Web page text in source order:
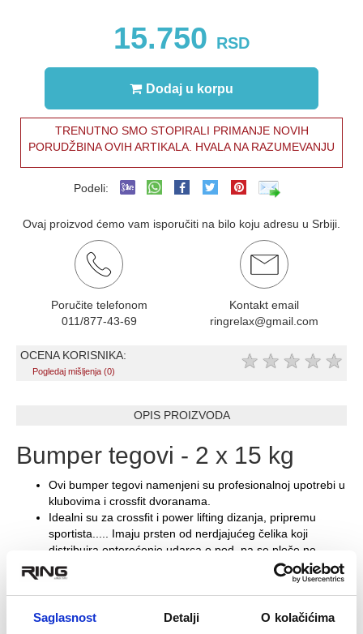
Saglasnost Detalji O kolačićima
15.750 RSD
Dodaj u korpu
TRENUTNO SMO STOPIRALI PRIMANJE NOVIH
PORUDŽBINA OVIH ARTIKALA. HVALA NA RAZUMEVANJU
Podeli:
Ovaj proizvod ćemo vam isporučiti na bilo koju adresu u Srbiji.
Poručite telefonom
011/877-43-69
Kontakt email
ringrelax@gmail.com
OCENA KORISNIKA:
Pogledaj mišljenja (0) ★ ★ ★ ★ ★
OPIS PROIZVODA
Bumper tegovi - 2 x 15 kg
Ovi bumper tegovi namenjeni su profesionalnoj upotrebi u
klubovima i crossfit dvoranama.
Idealni su za crossfit i power lifting dizanja, pripremu
sportista..... Imaju prsten od nerdjajućeg čelika koji
distribuira opterećenje udarca o pod, pa se ploče ne
savijaju zbog udaraca i središte ne ispada nakon
dugotrajne upotrebe.
Pri izradi je korištena prirodna guma visokog kvaliteta,
koja pruža dodatnu izdržljivost, a ujedno štiti podlogu i